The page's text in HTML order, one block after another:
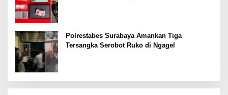
Polrestabes Surabaya Amankan Tiga
Tersangka Serobot Ruko di Ngagel